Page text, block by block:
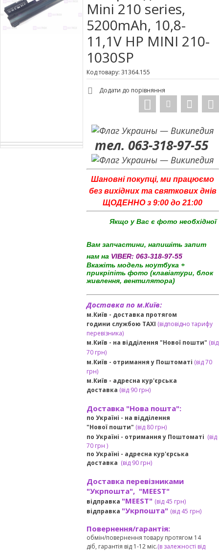
Mini 210 series,
5200mAh, 10,8-
11,1V HP MINI 210-
1030SP
Код товару: 31364.155
Додати до порівняння
тел. 063-318-97-55
Шановні покупці, ми працюємо
без вихідних та святкових днів
ЩОДЕННО з 9:00 до 21:00
Якщо у Вас є фото необхідної
Вам запчастини, напишіть запит
нам на VIBER: 063-318-97-55
Вкажіть модель ноутбука +
прикріпіть фото (клавіатури, блок
живлення, вентилятора)
Доставка по м.Київ:
м.Київ - доставка протягом
години службою TAXI (відповідно тарифу
перевізника)
м.Київ - на відділення "Нової пошти" (від
70 грн)
м.Київ - отримання у Поштоматі (від 70
грн)
м.Київ - адресна кур'єрська
доставка (від90 грн)
Доставка "Нова пошта":
по Україні - на відділення
"Нової пошти" (від 80 грн)
по Україні - отримання у Поштоматі (від
70 грн )
по Україні - адресна кур'єрська
доставка (від90 грн)
Доставка перевізниками
"Укрпошта", "MEEST"
відправка "MEEST" (від 45 грн)
відправка "Укрпошта" (від 45 грн)
Повернення/гарантія:
обмін/повернення товару протягом 14
діб, гарантія від 1-12 міс.(в залежності від